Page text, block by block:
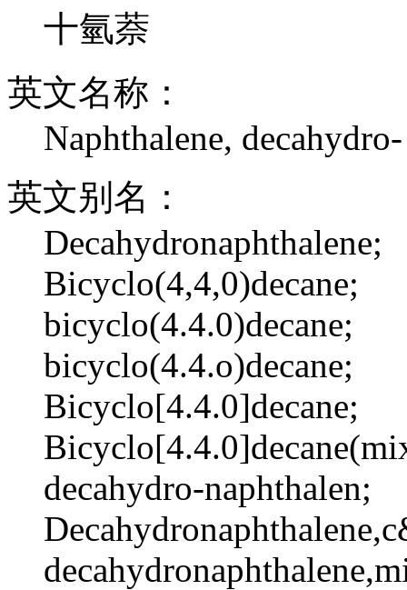
十氫萘
英文名称：
Naphthalene, decahydro-
英文别名：
Decahydronaphthalene;
Bicyclo(4,4,0)decane;
bicyclo(4.4.0)decane;
bicyclo(4.4.o)decane;
Bicyclo[4.4.0]decane;
decahydro-naphthalen;